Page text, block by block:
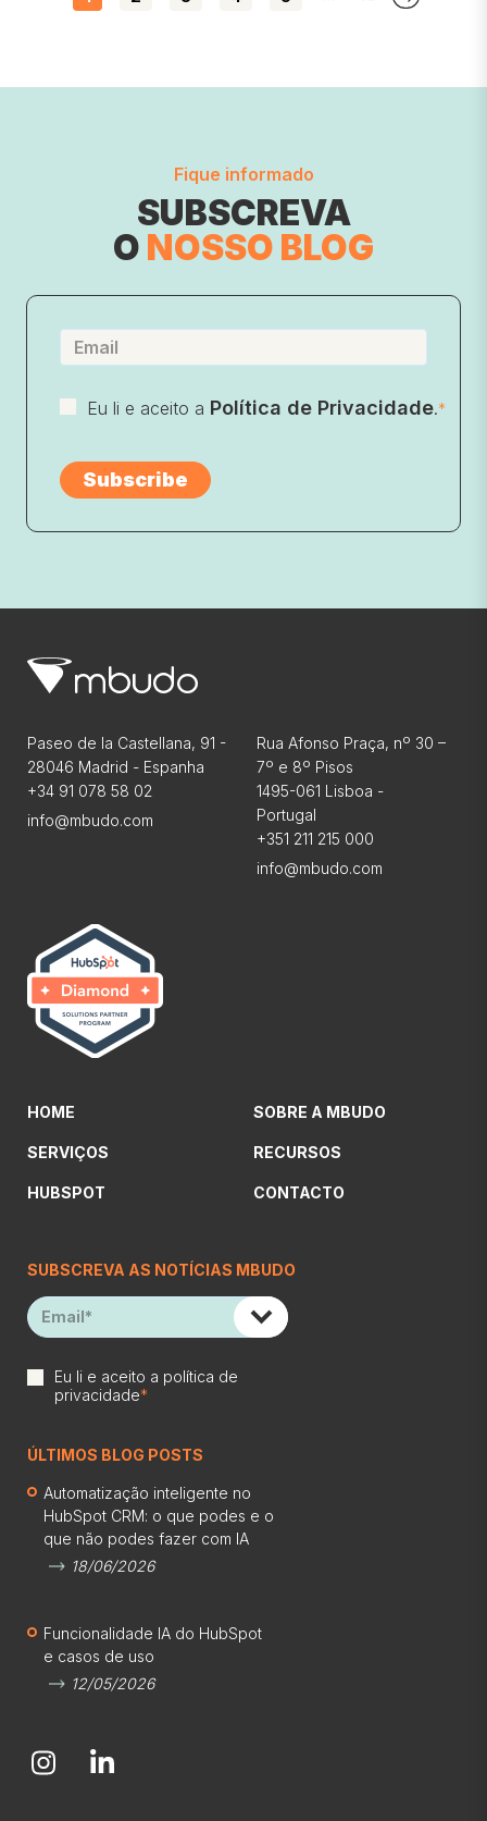
Fique informado
SUBSCREVA
O NOSSO BLOG
Eu li e aceito a Política de Privacidade.*
Paseo de la Castellana, 91 -
28046 Madrid - Espanha
+34 91 078 58 02
info@mbudo.com
Rua Afonso Praça, nº 30 –
7º e 8º Pisos
1495-061 Lisboa -
Portugal
+351 211 215 000
info@mbudo.com
HOME
SERVIÇOS
HUBSPOT
SOBRE A MBUDO
RECURSOS
CONTACTO
SUBSCREVA AS NOTÍCIAS MBUDO
Eu li e aceito a política de
privacidade*
ÚLTIMOS BLOG POSTS
Automatização inteligente no
HubSpot CRM: o que podes e o
que não podes fazer com IA
18/06/2026
Funcionalidade IA do HubSpot
e casos de uso
12/05/2026